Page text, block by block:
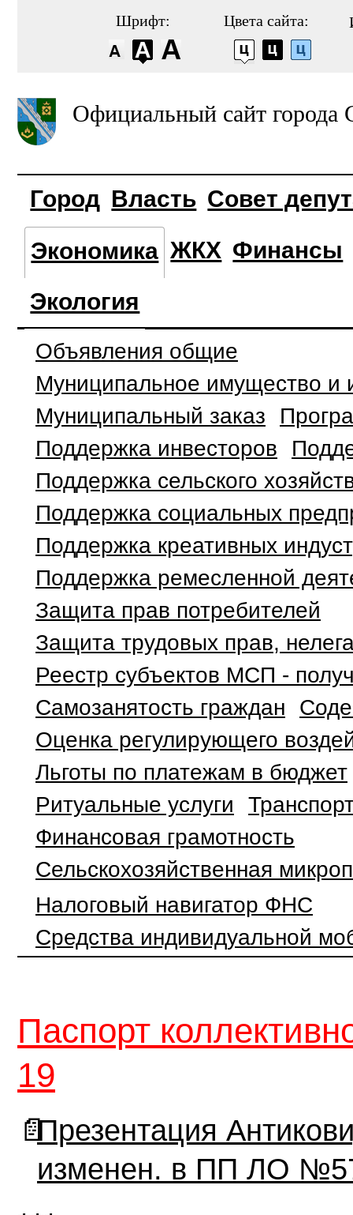
Шрифт: Цвета сайта:
Официальный сайт города
Город Власть Совет
Экономика ЖКХ Финансы
Экология
Объявления общие
Муниципальное имущество и
Муниципальный заказ
Поддержка инвесторов
Поддержка сельского
Поддержка социальных
Поддержка креативных
Поддержка ремесленной
Защита прав потребителей
Защита трудовых прав,
Реестр субъектов МСП -
Самозанятость граждан
Оценка регулирующего
Льготы по платежам в бюджет
Ритуальные услуги
Финансовая грамотность
Сельскохозяйственная
Налоговый навигатор ФНС
Средства индивидуальной
Паспорт
19
📄Презентация
изменен. в ПП ЛО